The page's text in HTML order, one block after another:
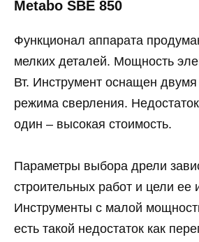
Metabo SBE 850
Функционал аппарата
мелких деталей. Мощность
Вт. Инструмент оснащен двумя
режима сверления.
один – высокая стоимость.
Параметры выбора дрели
строительных работ и цели ее
Инструменты с малой
есть такой недостаток как